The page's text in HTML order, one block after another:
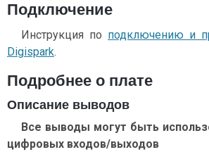
Подключение
Инструкция по подключению и
Digispark.
Подробнее о плате
Описание выводов
Все выводы могут быть
цифровых входов/выходов